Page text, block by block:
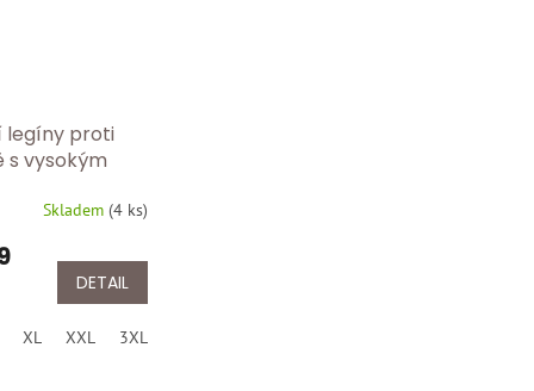
legíny proti
s vysokým
609Y/černa
Skladem(4 ks)
DETAIL
XL XXL 3XL